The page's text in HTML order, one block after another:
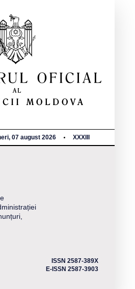
07 august 2026 XXXIII
ISSN 2587-389X
E-ISSN 2587-3903